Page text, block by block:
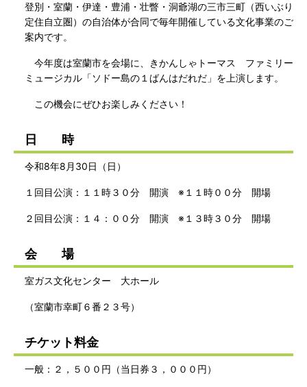
登別・室蘭・伊達・豊浦・壮瞥・洞爺湖の三市三町（西いぶり
定住自立圏）の自治体が合同で毎年開催している文化事業のご
案内です。
今年度は室蘭市を会場に、きかんしゃトーマス ファミリー
ミュージカル「ソドー島の１ばんはだれだ」を上演します。
この機会にぜひお楽しみください！
日 時
令和8年8月30日（日）
１回目公演：１１時３０分 開演 ※１１時００分 開場
２回目公演：１４：００分 開演 ※１３時３０分 開場
会 場
室ガス文化センター 大ホール
（室蘭市幸町６番２３号）
チケット料金
一般：２，５００円（当日券３，０００円）